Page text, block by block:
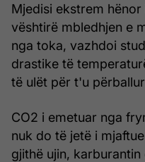
Mjedisi ekstrem
vështirë mbledhjen e
nga toka, vazhdoi
drastike të
të ulët për t'u
CO2 i emetuar nga
nuk do të jetë i
gjithë ujin,